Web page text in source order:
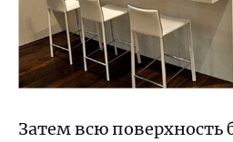
Затем всю поверхность